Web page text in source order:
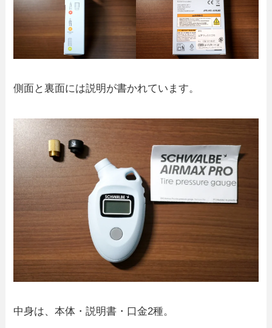
側面と裏面には説明が書かれています。
中身は、本体・説明書・口金2種。